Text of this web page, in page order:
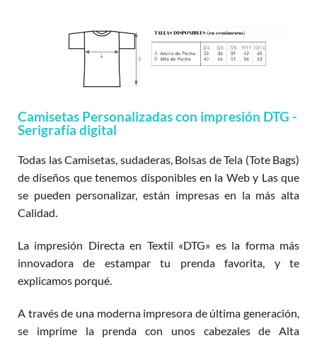
Camisetas Personalizadas con impresión DTG -
Serigrafía digital
Todas las Camisetas, sudaderas, Bolsas de Tela (Tote Bags)
de diseños que tenemos disponibles en la Web y Las que
se pueden personalizar, están impresas en la más alta
Calidad.
La impresión Directa en Textil «DTG» es la forma más
innovadora de estampar tu prenda favorita, y te
explicamos porqué.
A través de una moderna impresora de última generación,
se imprime la prenda con unos cabezales de Alta